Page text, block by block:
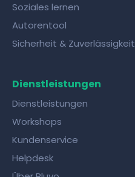
Soziales lernen
Autorentool
Sicherheit & Zuverlässigkeit
Dienstleistungen
Dienstleistungen
Workshops
Kundenservice
Helpdesk